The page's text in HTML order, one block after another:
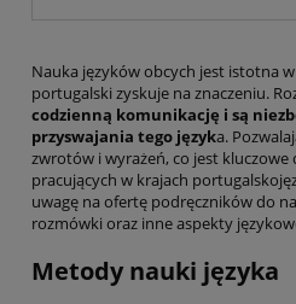
Nauka języków obcych jest istotna
portugalski zyskuje na znaczeniu.
codzienną komunikację i są
przyswajania tego języka.
zwrotów i wyrażeń, co jest
pracujących w krajach
uwagę na ofertę podręczników do
rozmówki oraz inne aspekty
Metody nauki języka